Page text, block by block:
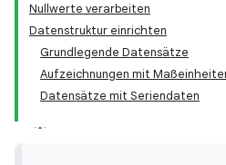
Nullwerte verarbeiten
Datenstruktur einrichten
Grundlegende Datensätze
Aufzeichnungen mit
Datensätze mit Seriendaten